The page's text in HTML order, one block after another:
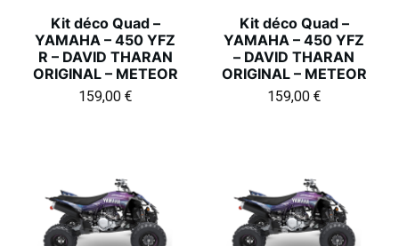
Kit déco Quad –
YAMAHA – 450 YFZ
R – DAVID THARAN
ORIGINAL – METEOR
159,00 €
Kit déco Quad –
YAMAHA – 450 YFZ
– DAVID THARAN
ORIGINAL – METEOR
159,00 €